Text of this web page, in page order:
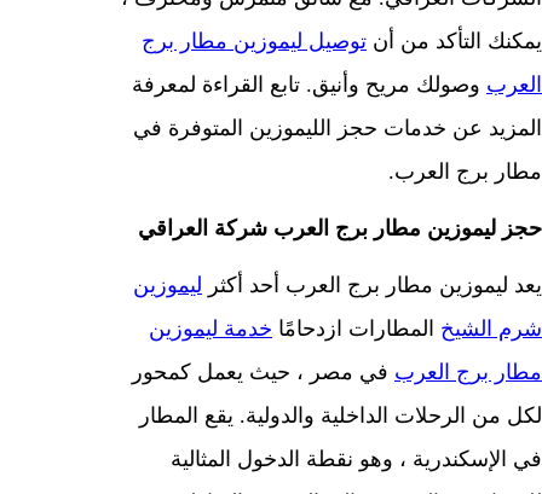
يمكنك التأكد من أن توصيل ليموزين مطار برج
العرب وصولك مريح وأنيق. تابع القراءة لمعرفة
المزيد عن خدمات حجز الليموزين المتوفرة في
مطار برج العرب.
حجز ليموزين مطار برج العرب شركة العراقي
يعد ليموزين مطار برج العرب أحد أكثر ليموزين
شرم الشيخ المطارات ازدحامًا خدمة ليموزين
مطار برج العرب في مصر ، حيث يعمل كمحور
لكل من الرحلات الداخلية والدولية. يقع المطار
في الإسكندرية ، وهو نقطة الدخول المثالية